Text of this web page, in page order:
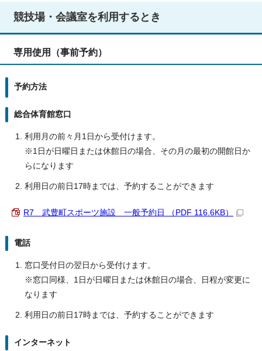
競技場・会議室を利用するとき
専用使用（事前予約）
予約方法
総合体育館窓口
利用月の前々月1日から受付けます。
※1日が日曜日または休館日の場合、その月の最初の開館日か
らになります
利用日の前日17時までは、予約することができます
R7 武豊町スポーツ施設 一般予約日 （PDF 116.6KB）
電話
窓口受付日の翌日から受付けます。
※窓口同様、1日が日曜日または休館日の場合、日程が変更に
なります
利用日の前日17時までは、予約することができます
インターネット